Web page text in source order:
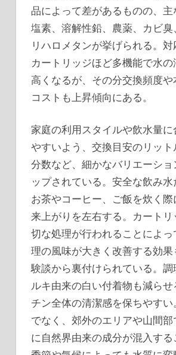
品によって差があるものの、主
塩素、溶解性鉛、農薬、カビ臭
リハロメタンが挙げられる。
カートリッジほど多機能で水の
高くなるが、その分交換頻度や
コストも上昇傾向にある。
家庭の利用スタイルや飲水量
やすいよう、交換目安のリッ
分数など、細かなバリエーシ
ップされている。安全な飲み水
お茶やコーヒー、ご飯を炊く際
来上がりを左右する。カート
切な処理が行われることによ
理の風味が大きく改善する効
験談から裏付けられている。調
ルキ由来の白い付着物も減らせ
チン全体の清潔感を保ちやす
でなく、郊外のエリアや山間
に自然界由来の成分が混入する